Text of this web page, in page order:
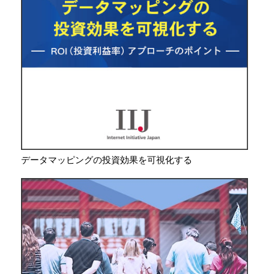
データマッピングの投資効果を可視化する